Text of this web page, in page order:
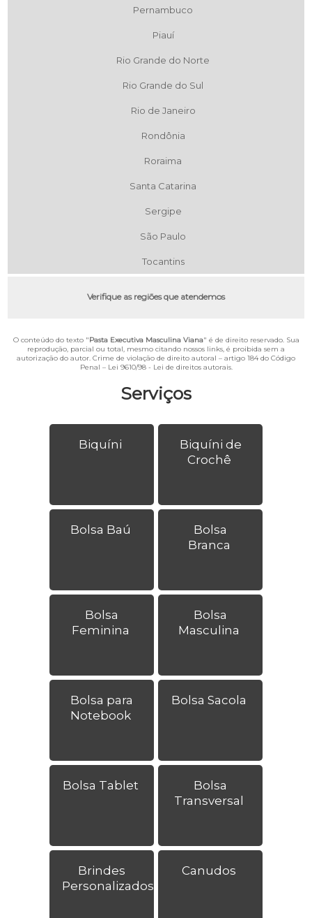
Serviços
Biquíni
Biquíni de
Crochê
Bolsa Baú
Bolsa
Branca
Bolsa
Feminina
Bolsa
Masculina
Bolsa para
Notebook
Bolsa Sacola
Bolsa Tablet
Bolsa
Transversal
Brindes
Personalizados
Canudos
Pernambuco
Piauí
Rio Grande do Norte
Rio Grande do Sul
Rio de Janeiro
Rondônia
Roraima
Santa Catarina
Sergipe
São Paulo
Tocantins
Verifique as regiões que atendemos
O conteúdo do texto "Pasta Executiva Masculina Viana" é de direito reservado. Sua
reprodução, parcial ou total, mesmo citando nossos links, é proibida sem a
autorização do autor. Crime de violação de direito autoral – artigo 184 do Código
Penal – Lei 9610/98 - Lei de direitos autorais.